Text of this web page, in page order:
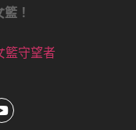
！
籃守望者